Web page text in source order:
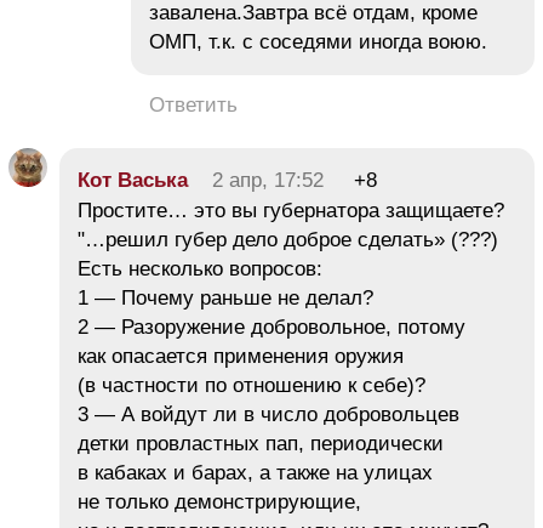
завалена.Завтра всё отдам, кроме
ОМП, т.к. с соседями иногда воюю.
Ответить
Кот Васька 2 апр, 17:52
+8
Простите… это вы губернатора защищаете?
"…решил губер дело доброе сделать» (???)
Есть несколько вопросов:
1 — Почему раньше не делал?
2 — Разоружение добровольное, потому
как опасается применения оружия
(в частности по отношению к себе)?
3 — А войдут ли в число добровольцев
детки провластных пап, периодически
в кабаках и барах, а также на улицах
не только демонстрирующие,